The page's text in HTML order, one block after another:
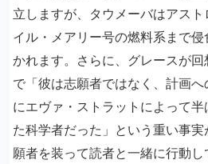
立しますが、タウメーバはアス
イル・メアリー号の燃料系まで
かれます。さらに、グレースが
で「彼は志願者ではなく、計画
にエヴァ・ストラットによって
た科学者だった」という重い事
願者を装って読者と一緒に行動